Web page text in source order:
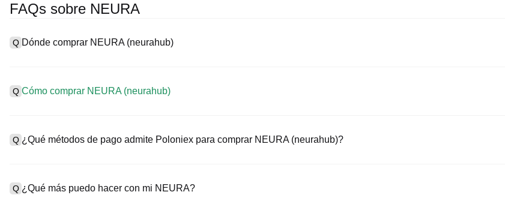
FAQs sobre NEURA
Q Dónde comprar NEURA (neurahub)
ofrecen interfaces fáciles de usar, alta liquidez y una variedad de herramientas de trading para simplificar las operaciones. Por
ejemplo, Poloniex admite trading en criptomonedas diversificadas, incluido NEURA, y ofrece comisiones de trading competitivas.
1. Crea una cuenta y completa la verificación KYC.
2. Deposita fondos en tu cuenta con monedas fiat y criptomonedas.
Q Cómo comprar NEURA (neurahub)
amplia gama de activos digitales de alta calidad.
Q ¿Qué métodos de pago admite Poloniex para comprar NEURA (neurahub)?
1) Tarjeta de crédito/débito (como Visa y Mastercard) para comprar stablecoins (ej., USDT) al instante.
2) Trading P2P para comprar USDT a otros usuarios, protegido por un mecanismo de custodia.
Q ¿Qué más puedo hacer con mi NEURA?